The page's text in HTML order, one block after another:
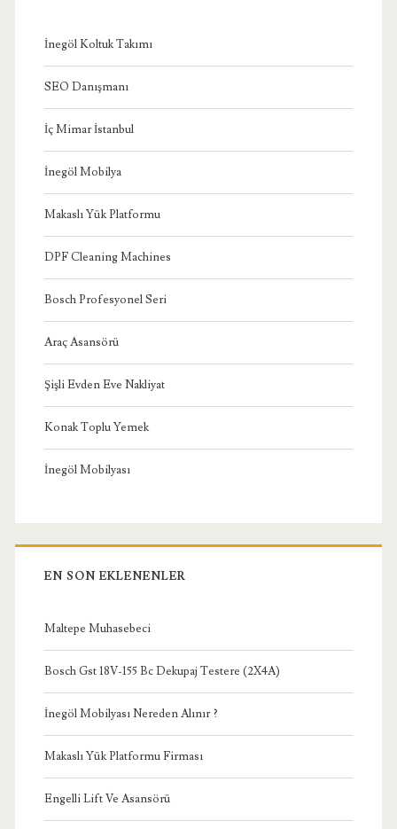
İnegöl Koltuk Takımı
SEO Danışmanı
İç Mimar İstanbul
İnegöl Mobilya
Makaslı Yük Platformu
DPF Cleaning Machines
Bosch Profesyonel Seri
Araç Asansörü
Şişli Evden Eve Nakliyat
Konak Toplu Yemek
İnegöl Mobilyası
EN SON EKLENENLER
Maltepe Muhasebeci
Bosch Gst 18V-155 Bc Dekupaj Testere (2X4A)
İnegöl Mobilyası Nereden Alınır ?
Makaslı Yük Platformu Firması
Engelli Lift Ve Asansörü